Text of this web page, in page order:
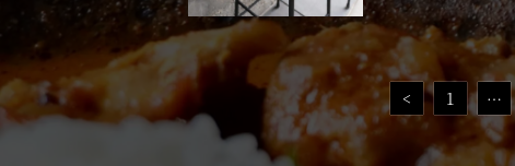
投
稿
< 1 …